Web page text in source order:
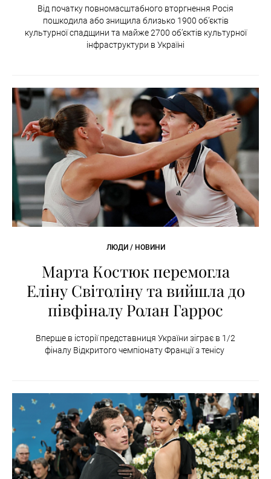
Від початку повномасштабного вторгнення Росія
пошкодила або знищила близько 1900 об’єктів
культурної спадщини та майже 2700 об’єктів культурної
інфраструктури в Україні
ЛЮДИ / НОВИНИ
Марта Костюк перемогла
Еліну Світоліну та вийшла до
півфіналу Ролан Гаррос
Вперше в історії представниця України зіграє в 1/2
фіналу Відкритого чемпіонату Франції з тенісу